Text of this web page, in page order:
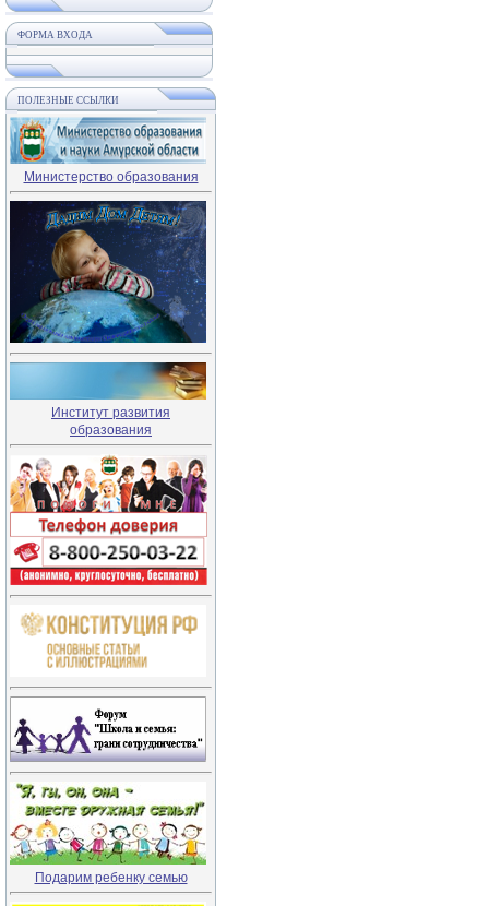
ФОРМА ВХОДА
ПОЛЕЗНЫЕ ССЫЛКИ
Министерство образования
Институт развития
образования
Подарим ребенку семью